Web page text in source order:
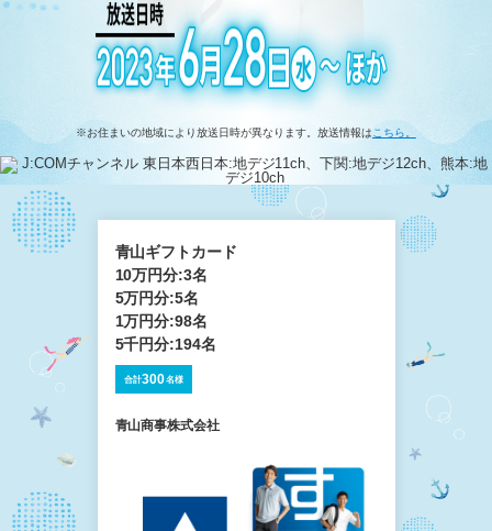
※お住まいの地域により放送日時が異なります。放送情報は こちら。
青山ギフトカード
10万円分:3名
5万円分:5名
1万円分:98名
5千円分:194名
合計300名様
青山商事株式会社